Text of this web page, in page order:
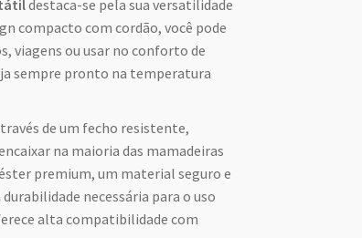
destaca-se pela sua versatilidade
compacto com cordão, você pode
viagens ou usar no conforto de
sempre pronto na temperatura
de um fecho resistente,
na maioria das mamadeiras
premium, um material seguro e
necessária para o uso
alta compatibilidade com